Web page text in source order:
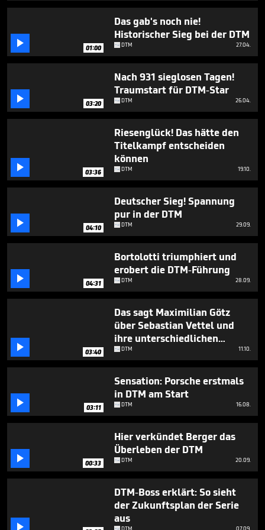
28
 01:00
Das gab's noch nie!
Historischer Sieg bei der DTM
DTM 27.04.
 03:20
Nach 931 sieglosen Tagen!
Traumstart für DTM-Star
DTM 26.04.
 03:36
Riesenglück! Das hätte den
Titelkampf entscheiden
können
DTM 19.10.
 04:10
Deutscher Sieg! Spannung
pur in der DTM
DTM 29.09.
 04:31
Bortolotti triumphiert und
erobert die DTM-Führung
DTM 28.09.
 03:40
Das sagt Maximilian Götz
über Sebastian Vettel und
ihre unterschiedlichen
Karrierewege
DTM 11.10.
 03:11
Sensation: Porsche erstmals
in DTM am Start
DTM 16.08.
 00:33
Hier verkündet Berger das
Überleben der DTM
DTM 20.09.

DTM-Boss erklärt: So sieht
der Zukunftsplan der Serie
aus